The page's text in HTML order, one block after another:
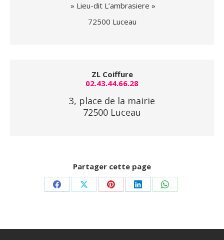
» Lieu-dit L’ambrasiere »
72500 Luceau
ZL Coiffure
02.43.44.66.28
3, place de la mairie
72500 Luceau
Partager cette page
PartagerPartagerPartagerPartagerPartager